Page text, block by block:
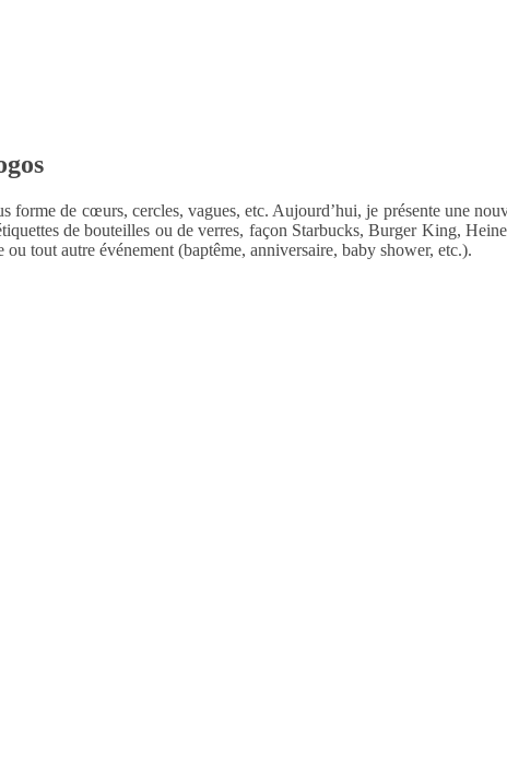
forme de cœurs, cercles, vagues, etc. Aujourd’hui, je présente une
de bouteilles ou de verres, façon Starbucks, Burger King,
tout autre événement (baptême, anniversaire, baby shower, etc.).